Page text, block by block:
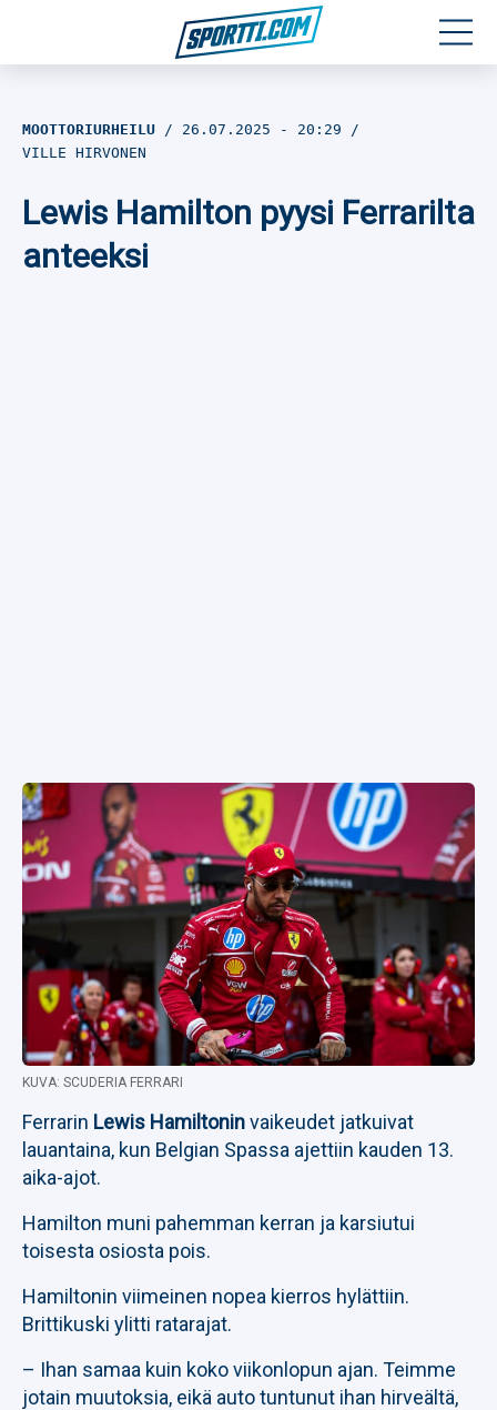
Jalkapallo
MOOTTORIURHEILU 26.07.2025 - 20:29
VILLE HIRVONEN
Lewis Hamilton pyysi Ferrarilta
anteeksi
KUVA: SCUDERIA FERRARI
Ferrarin Lewis Hamiltoninvaikeudet jatkuivat
lauantaina, kun Belgian Spassa ajettiin kauden 13.
aika-ajot.
Hamilton muni pahemman kerran ja karsiutui
toisesta osiosta pois.
Hamiltonin viimeinen nopea kierros hylättiin.
Brittikuski ylitti ratarajat.
– Ihan samaa kuin koko viikonlopun ajan. Teimme
jotain muutoksia, eikä auto tuntunut ihan hirveältä,